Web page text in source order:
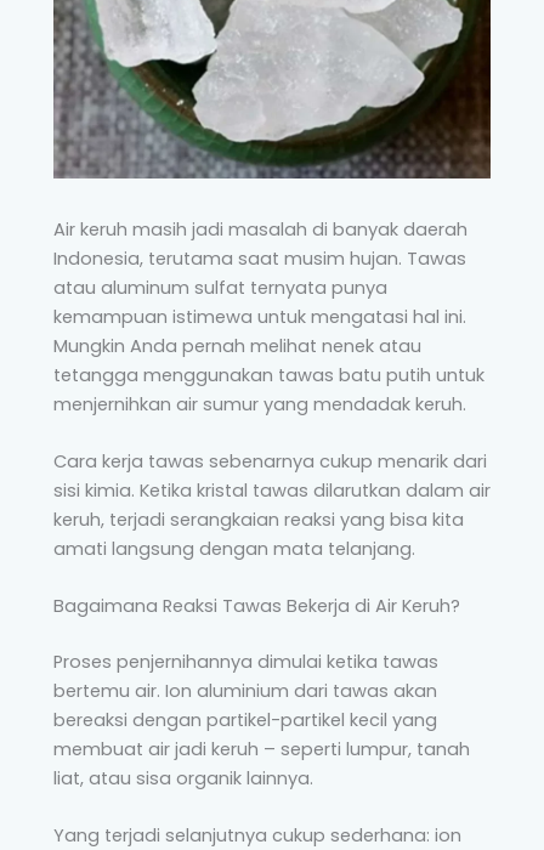
Air keruh masih jadi masalah di banyak daerah
Indonesia, terutama saat musim hujan. Tawas
atau aluminum sulfat ternyata punya
kemampuan istimewa untuk mengatasi hal ini.
Mungkin Anda pernah melihat nenek atau
tetangga menggunakan tawas batu putih untuk
menjernihkan air sumur yang mendadak keruh.
Cara kerja tawas sebenarnya cukup menarik dari
sisi kimia. Ketika kristal tawas dilarutkan dalam air
keruh, terjadi serangkaian reaksi yang bisa kita
amati langsung dengan mata telanjang.
Bagaimana Reaksi Tawas Bekerja di Air Keruh?
Proses penjernihannya dimulai ketika tawas
bertemu air. Ion aluminium dari tawas akan
bereaksi dengan partikel-partikel kecil yang
membuat air jadi keruh – seperti lumpur, tanah
liat, atau sisa organik lainnya.
Yang terjadi selanjutnya cukup sederhana: ion